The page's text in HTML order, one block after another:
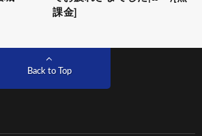
課金]
Back to Top